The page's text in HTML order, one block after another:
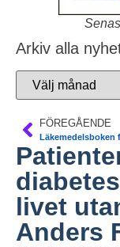
Arkiv alla
FÖREGÅENDE
livet
Anders